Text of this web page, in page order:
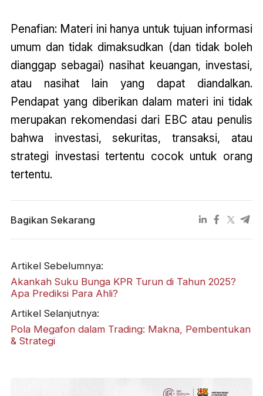
Penafian: Materi ini hanya untuk tujuan informasi
umum dan tidak dimaksudkan (dan tidak boleh
dianggap sebagai) nasihat keuangan, investasi,
atau nasihat lain yang dapat diandalkan.
Pendapat yang diberikan dalam materi ini tidak
merupakan rekomendasi dari EBC atau penulis
bahwa investasi, sekuritas, transaksi, atau
strategi investasi tertentu cocok untuk orang
tertentu.
Bagikan Sekarang
Artikel Sebelumnya:
Akankah Suku Bunga KPR Turun di Tahun 2025?
Apa Prediksi Para Ahli?
Artikel Selanjutnya:
Pola Megafon dalam Trading: Makna, Pembentukan
& Strategi